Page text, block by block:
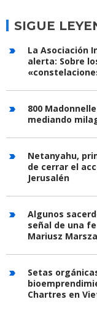
SIGUE
La Asociación
alerta: Sobre
800
mediando
Netanyahu,
de cerrar el
Jerusalén
Algunos
señal de una
Mariusz
Setas
Chartres en